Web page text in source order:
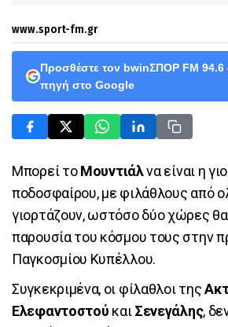
www.sport-fm.gr
Προσθέστε τον bwinΣΠΟΡ FM
πηγή στο Google
Μπορεί τοΜουντιάλνα είναι η
ποδοσφαίρου, με φιλάθλους από
γιορτάζουν, ωστόσο δύο χώρες
παρουσία του κόσμου τους στην
Παγκοσμίου Κυπέλλου.
Συγκεκριμένα, οι φίλαθλοι της
Ελεφαντοστού καιΣενεγάλης,